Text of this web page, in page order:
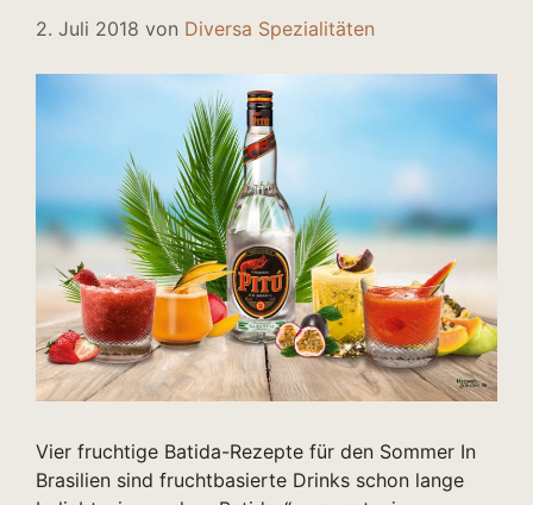
2. Juli 2018 von Diversa Spezialitäten
Vier fruchtige Batida-Rezepte für den Sommer In
Brasilien sind fruchtbasierte Drinks schon lange